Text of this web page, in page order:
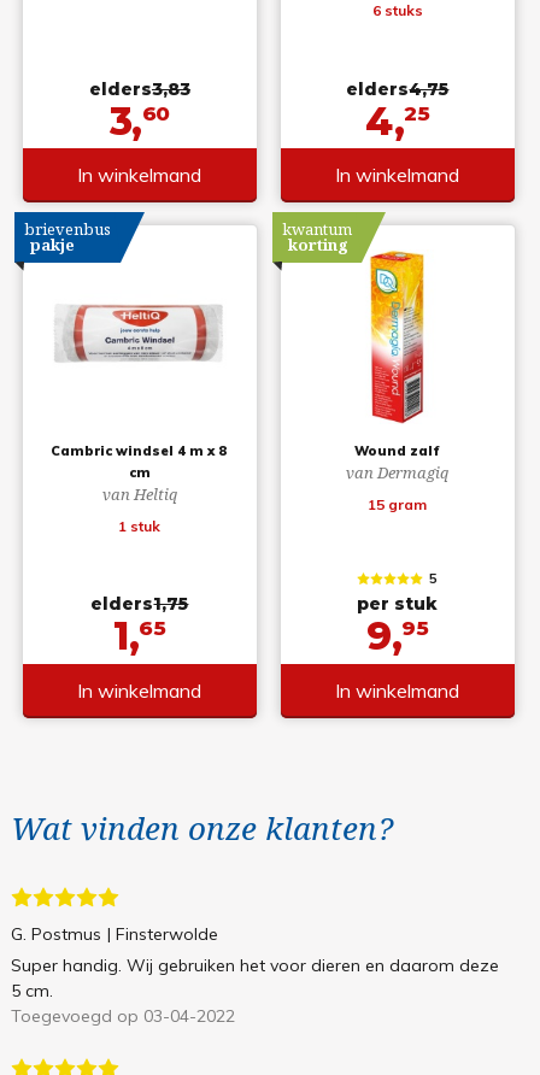
elders3,83
3,60
In winkelmand
6 stuks
elders4,75
4,25
In winkelmand
Cambric windsel 4 m x 8
cm
van Heltiq
1 stuk
brievenbus
pakje
elders1,75
1,65
In winkelmand
Wound zalf
van Dermagiq
15 gram
kwantum
korting
5
per stuk
9,95
In winkelmand
Wat vinden onze klanten?
G. Postmus | Finsterwolde
Super handig. Wij gebruiken het voor dieren en daarom deze
5 cm.
Toegevoegd op 03-04-2022